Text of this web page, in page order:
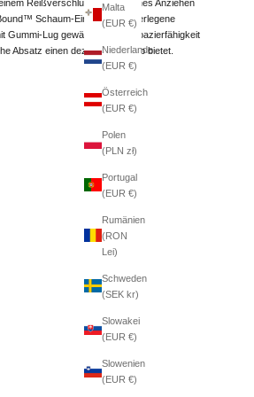
Malta
(EUR €)
Niederlande
(EUR €)
Österreich
(EUR €)
Polen
(PLN zł)
Portugal
(EUR €)
Rumänien
(RON
Lei)
Schweden
(SEK kr)
Slowakei
(EUR €)
Slowenien
(EUR €)
Reißverschluss für einfaches Anziehen
Schaum-Einlagen für überlegene
Gummi-Lug gewährleistet Strapazierfähigkeit
Absatz einen dezenten Auftrieb bietet.